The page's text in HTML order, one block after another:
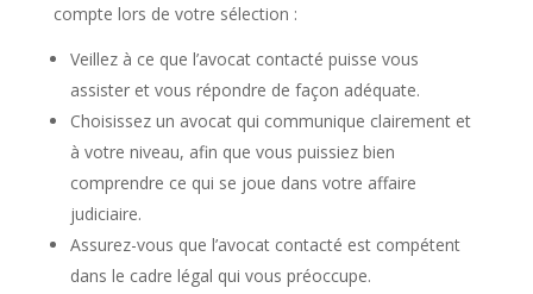
compte lors de votre sélection :
Veillez à ce que l’avocat contacté puisse vous
assister et vous répondre de façon adéquate.
Choisissez un avocat qui communique clairement et
à votre niveau, afin que vous puissiez bien
comprendre ce qui se joue dans votre affaire
judiciaire.
Assurez-vous que l’avocat contacté est compétent
dans le cadre légal qui vous préoccupe.